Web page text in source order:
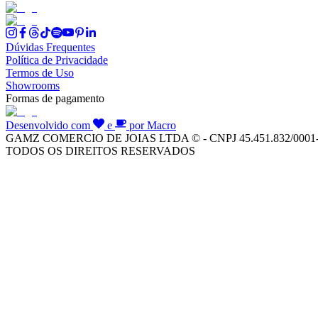
Dúvidas Frequentes
Política de Privacidade
Termos de Uso
Showrooms
Formas de pagamento
Desenvolvido com e
por Macro
GAMZ COMERCIO DE JOIAS LTDA © - CNPJ 45.451.832/
TODOS OS DIREITOS RESERVADOS